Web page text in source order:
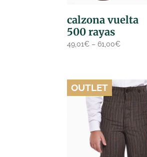
calzona vuelta
500 rayas
49,01€ –61,00€
OUTLET